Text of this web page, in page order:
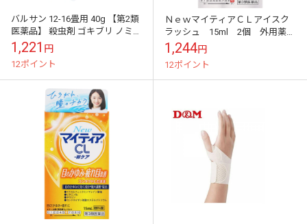
バルサン 12-16畳用 40g 【第2類
医薬品】 殺虫剤 ゴキブリ ノミ
イエダニ トコジラミ 屋内塵性ダ
ニ類 ハエ成虫 蚊成虫
1,221 円
12ポイント
ＮｅｗマイティアＣＬアイスク
ラッシュ 15ml 2個 外用薬
目薬 医薬品 医薬部外品
1,244円
12ポイント